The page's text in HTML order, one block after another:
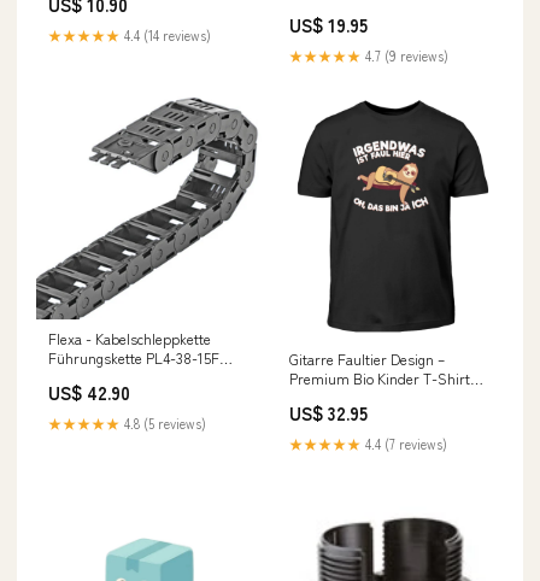
− 200 Stück Mitsubishi Heavy
★★★★★ 4.4 (14 reviews) US$ 19.95
★★★★★ 4.7 (9 reviews)
Flexa - Kabelschleppkette
Führungskette PL4-38-15F
gree multi split klimaanlage
US$ 42.90
★★★★★ 4.8 (5 reviews)
Gitarre Faultier Design –
Premium Bio Kinder T-Shirt
US$ 32.95
★★★★★ 4.4 (7 reviews)